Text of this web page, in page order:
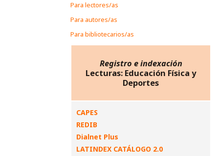
Para lectores/as
Para autores/as
Para bibliotecarios/as
Registro e indexación
Lecturas: Educación Física y
Deportes
CAPES
REDIB
Dialnet Plus
LATINDEX CATÁLOGO 2.0